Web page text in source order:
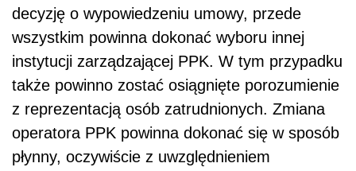
decyzję o wypowiedzeniu umowy, przede
wszystkim powinna dokonać wyboru innej
instytucji zarządzającej PPK. W tym przypadku
także powinno zostać osiągnięte porozumienie
z reprezentacją osób zatrudnionych. Zmiana
operatora PPK powinna dokonać się w sposób
płynny, oczywiście z uwzględnieniem